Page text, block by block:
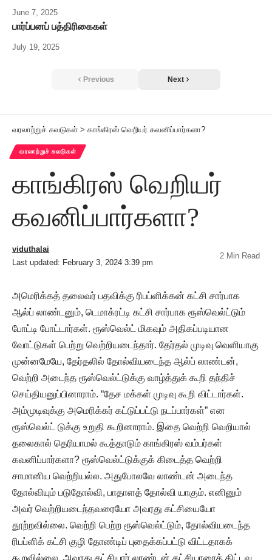
June 7, 2025
பார்ப்பனப் பத்திரிகைகள்
July 19, 2025
Previous Next
வரலாற்றுச் சுவடுகள் > காங்கிரஸ் வெறியர் கவனிப்பார்களா?
வரலாற்றுச் சுவடுகள்
காங்கிரஸ் வெறியர்
கவனிப்பார்களா?
Last updated: February 3, 2024 3:39 pm
viduthalai
2 Min Read
அமெரிக்கத் தலைவர் பதவிக்கு ரிபப்ளிக்கன் கட்சி சார்பாக
ஆல்ப் லாண்டனும், டெமாக்ரட்டி கட்சி சார்பாக ரூஸ்வெல்ட்டும்
போட்டி போட்டார்கள். ரூஸ்வெல்ட் மிகவும் அதிகப்படியான
வோட்டுகள் பெற்று வெற்றியடைந்தார். தேர்தல் முடிவு வெளியாகு
முன்னமேயே, தேர்தலில் தோல்வியடைந்த ஆல்ப் லாண்டன்,
வெற்றி அடைந்த ரூஸ்வெல்ட்டுக்கு வாழ்த்துக் கூறி தந்திச்
செய்தியனுப்பினாராம். “தேச மக்கள் முடிவு கூறி விட்டார்கள்.
அம்முடிவுக்கு அமெரிக்கர் கட்டுப்பட்டு நடப்பார்கள்” என
ரூஸ்வெல்ட் டுக்கு உறுதி கூறினாராம். இதை வெற்றி வெறியால்
தலைகால் தெரியாமல் கூத்தாடும் காங்கிரஸ் வம்பர்கள்
கவனிப்பார்களா? ரூஸ்வெல்ட்டுக்குக் கிடைத்த வெற்றி
சாமானிய வெற்றியல்ல. அதுபோலவே லாண்டன் அடைந்த
தோல்வியும் படுதோல்வி, பாதாளத் தோல்வி யாகும். எனினும்
அவர் வெற்றியடைந்தவரையோ அவரது கட்சியையோ
தூற்றவில்லை. வெற்றி பெற்ற ரூஸ்வெல்ட்டும், தோல்வியடைந்த
ரிபப்ளிக் கட்சி குழி தோண்டிப் புதைக்கப்பட்டு விட்டதாகக்